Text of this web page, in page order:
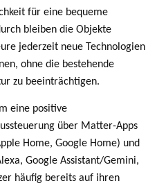
für eine bequeme
bleiben die Objekte
jederzeit neue Technologien
ohne die bestehende
zu beeinträchtigen.
eine positive
über Matter-Apps
Home, Google Home) und
Google Assistant/Gemini,
häufig bereits auf ihren